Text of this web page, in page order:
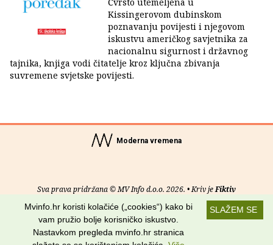
Kissingerovom dubinskom
poznavanju povijesti i njegovom
iskustvu američkog savjetnika za
nacionalnu sigurnost i državnog
tajnika, knjiga vodi čitatelje kroz ključna zbivanja
suvremene svjetske povijesti.
Moderna vremena
Sva prava pridržana © MV Info d.o.o. 2026. • Kriv jeFiktiv
Uvjeti korištenja RSS kanali
Potraži nas na:
SLAŽEM SE
Mvinfo.hr koristi kolačiće („cookies“) kako bi
vam pružio bolje korisničko iskustvo.
Nastavkom pregleda mvinfo.hr stranica